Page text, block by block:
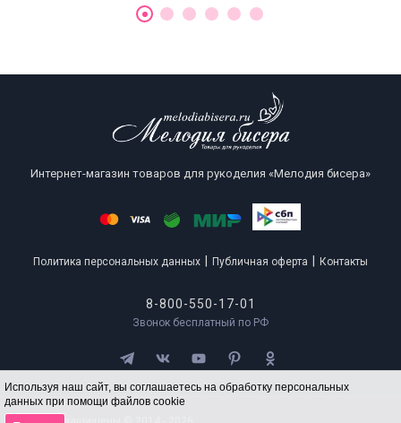
Используя наш сайт, вы соглашаетесь на обработку персональных
данных при помощи файлов cookie
Интернет-магазин товаров для рукоделия «Мелодия бисера»
Политика персональных данных Публичная оферта Контакты
8-800-550-17-01
Звонок бесплатный по РФ